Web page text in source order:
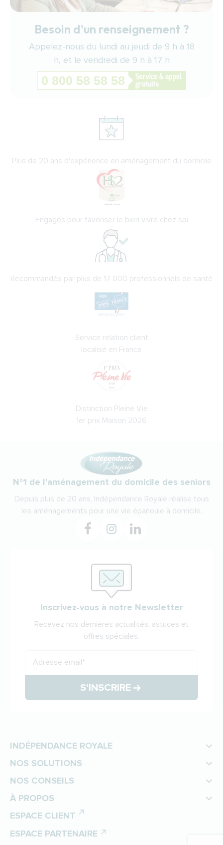
Besoin d'un renseignement ?
Appelez-nous du lundi au jeudi de 9 h à 18
h, et le vendredi de 9 h à 17 h
Plus de 20 ans d'expérience en aménagement du domicile
Engagés pour favoriser le bien vivre chez soi
Recommandés par plus de 17 000 professionnels de santé
Service relation client
localisé en France
Distinction Pleine Vie
1er prix Maison 2026
N°1 de l'aménagement du domicile des seniors
Depuis plus de 20 ans, Indépendance Royale réalise tous
les aménagements pour une vie épanouie à domicile.
Inscrivez-vous à notre Newsletter
Recevez nos dernières actualités, astuces et
offres spéciales.
Adresse email*
S'INSCRIRE
INDÉPENDANCE ROYALE
NOS SOLUTIONS
NOS CONSEILS
À PROPOS
ESPACE CLIENT
ESPACE PARTENAIRE